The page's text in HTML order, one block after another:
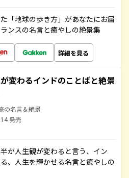
「地球の歩き方」があなたにお届
ンスの名言と癒やしの絶景集
詳細を見る
変わるインドのことばと絶景
の名言＆絶景
発売
が人生観が変わると言う、イン
、人生を輝かせる名言と癒やしの